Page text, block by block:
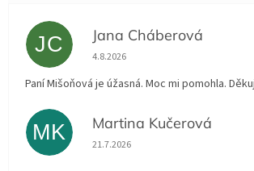
JC Jana Cháberová
Hodnocení obchodu je 5 z 5
4.8.2026
Paní Mišoňová je úžasná. Moc mi pomohla.
MK Martina Kučerová
Hodnocení obchodu je 5 z 5
21.7.2026